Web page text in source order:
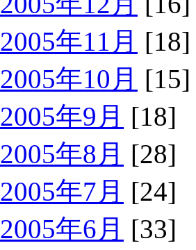
2005年11月 [18]
2005年10月 [15]
2005年9月 [18]
2005年8月 [28]
2005年7月 [24]
2005年6月 [33]